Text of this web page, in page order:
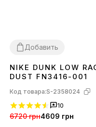
Добавить
4142
NIKE DUNK LOW
DUST FN3416-001
Код товара:S-2358024
10
6720 грн4609 грн